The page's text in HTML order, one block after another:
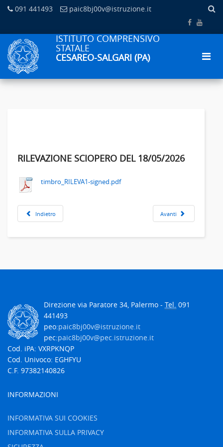
091 441493 paic8bj00v@istruzione.it
ISTITUTO COMPRENSIVO
STATALE
CESAREO-SALGARI (PA)
RILEVAZIONE SCIOPERO DEL 18/05/2026
timbro_RILEVA1-signed.pdf
Indietro Avanti
Direzione via Paratore 34, Palermo - Tel. 091
441493
peo:paic8bj00v@istruzione.it
pec:paic8bj00v@pec.istruzione.it
Cod. iPA: VXRPKNQP
Cod. Univoco: EGHFYU
C.F. 97382140826
INFORMAZIONI
INFORMATIVA SUI COOKIES
INFORMATIVA SULLA PRIVACY